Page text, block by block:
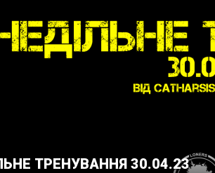
ТРЕНУВАННЯ 30.04.23